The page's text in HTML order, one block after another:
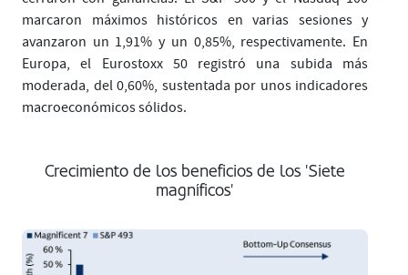
marcaron máximos históricos en varias sesiones y
avanzaron un 1,91% y un 0,85%, respectivamente. En
Europa, el Eurostoxx 50 registró una subida más
moderada, del 0,60%, sustentada por unos indicadores
macroeconómicos sólidos.
Crecimiento de los beneficios de los 'Siete
magníficos'